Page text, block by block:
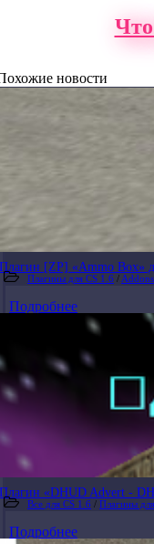
новости
Плагин [ZP] «Ammo Box»
Плагины для CS 1.6 / Addons
Подробнее
Плагин «DHUD Advert -
Все для CS 1.6 / Плагины
Подробнее